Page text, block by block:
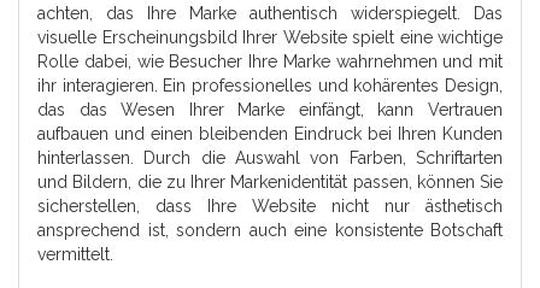
achten, das Ihre Marke authentisch widerspiegelt. Das
visuelle Erscheinungsbild Ihrer Website spielt eine wichtige
Rolle dabei, wie Besucher Ihre Marke wahrnehmen und mit
ihr interagieren. Ein professionelles und kohärentes Design,
das das Wesen Ihrer Marke einfängt, kann Vertrauen
aufbauen und einen bleibenden Eindruck bei Ihren Kunden
hinterlassen. Durch die Auswahl von Farben, Schriftarten
und Bildern, die zu Ihrer Markenidentität passen, können Sie
sicherstellen, dass Ihre Website nicht nur ästhetisch
ansprechend ist, sondern auch eine konsistente Botschaft
vermittelt.